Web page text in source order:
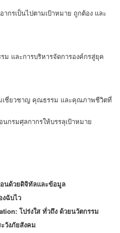
ากรเป็นไปตามเป้าหมาย ถูกต้อง และ
และการบริหารจัดการองค์กรสู่ยุค
เชี่ยวชาญ คุณธรรม และคุณภาพชีวิตที่
กรมศุลกากรให้บรรลุเป้าหมาย
นด้วยดิจิทัลและข้อมูล
ฉับไว
โปร่งใส ทั่วถึง ด้วยนวัตกรรม
วังภัยสังคม